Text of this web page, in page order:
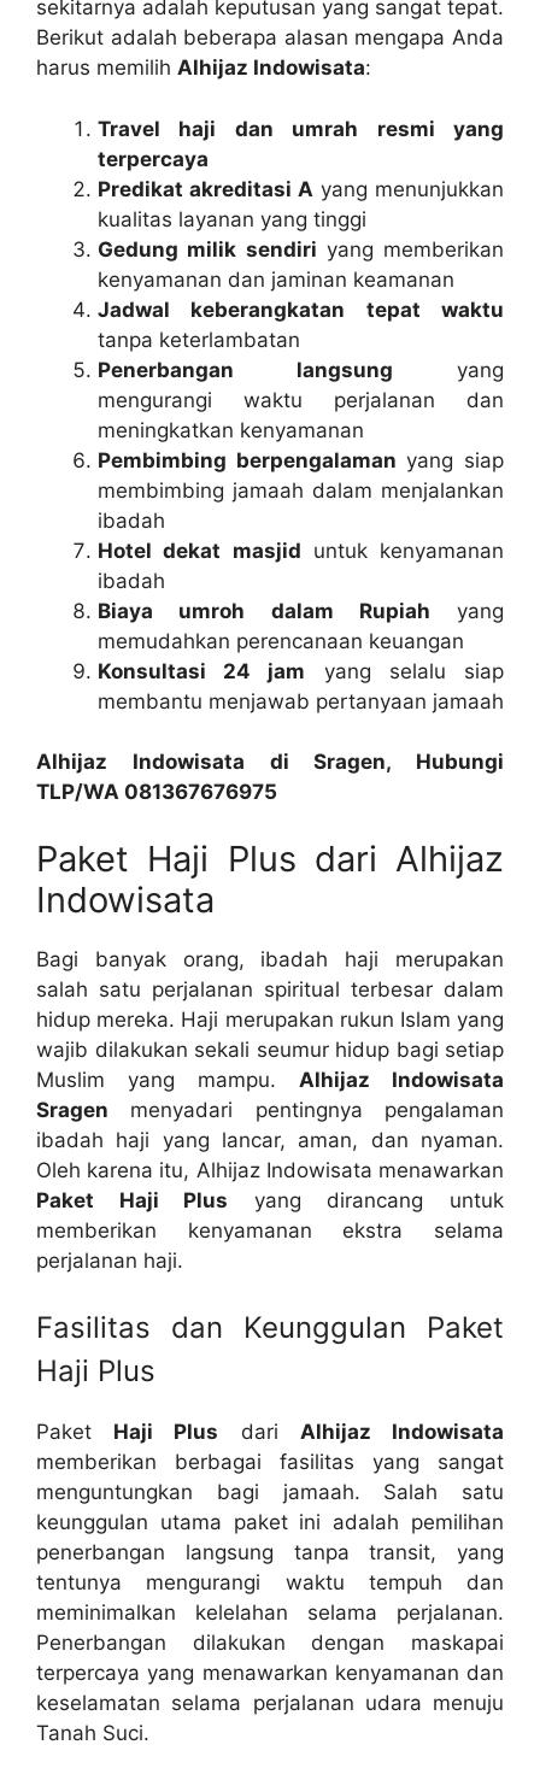
sekitarnya adalah keputusan yang sangat tepat.
Berikut adalah beberapa alasan mengapa Anda
harus memilih Alhijaz Indowisata:
Travel haji dan umrah resmi yang
terpercaya
Predikat akreditasi A yang menunjukkan
kualitas layanan yang tinggi
Gedung milik sendiri yang memberikan
kenyamanan dan jaminan keamanan
Jadwal keberangkatan tepat waktu
tanpa keterlambatan
Penerbangan langsung yang
mengurangi waktu perjalanan dan
meningkatkan kenyamanan
Pembimbing berpengalaman yang siap
membimbing jamaah dalam menjalankan
ibadah
Hotel dekat masjid untuk kenyamanan
ibadah
Biaya umroh dalam Rupiah yang
memudahkan perencanaan keuangan
Konsultasi 24 jam yang selalu siap
membantu menjawab pertanyaan jamaah
Alhijaz Indowisata di Sragen, Hubungi
TLP/WA 081367676975
Paket Haji Plus dari Alhijaz
Indowisata
Bagi banyak orang, ibadah haji merupakan
salah satu perjalanan spiritual terbesar dalam
hidup mereka. Haji merupakan rukun Islam yang
wajib dilakukan sekali seumur hidup bagi setiap
Muslim yang mampu. Alhijaz Indowisata
Sragen menyadari pentingnya pengalaman
ibadah haji yang lancar, aman, dan nyaman.
Oleh karena itu, Alhijaz Indowisata menawarkan
Paket Haji Plus yang dirancang untuk
memberikan kenyamanan ekstra selama
perjalanan haji.
Fasilitas dan Keunggulan Paket
Haji Plus
Paket Haji Plus dari Alhijaz Indowisata
memberikan berbagai fasilitas yang sangat
menguntungkan bagi jamaah. Salah satu
keunggulan utama paket ini adalah pemilihan
penerbangan langsung tanpa transit, yang
tentunya mengurangi waktu tempuh dan
meminimalkan kelelahan selama perjalanan.
Penerbangan dilakukan dengan maskapai
terpercaya yang menawarkan kenyamanan dan
keselamatan selama perjalanan udara menuju
Tanah Suci.